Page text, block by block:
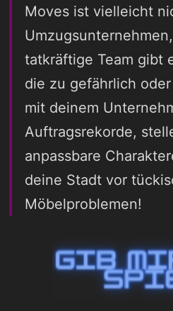
Moves ist vielleicht
tatkräftige Team gibt
die zu gefährlich
mit deinem
Auftragsrekorde,
anpassbare
deine Stadt vor
Möbelproblemen!